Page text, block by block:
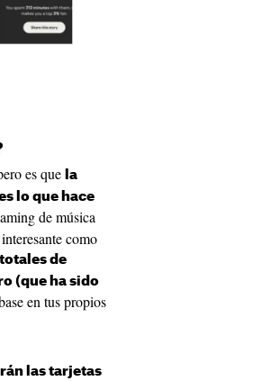
es que
la
lo que hace
de música
como
de
(que ha sido
en tus propios
las tarjetas